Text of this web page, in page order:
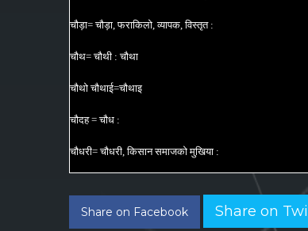
चौड़ा= चौड़ा, फराकिलो, व्यापक, विस्तृत :
चौथ= चौथी : चौथा
चौथो चौथाई=चौथाइ
चौदह = चौध :
चौधरी= चौधरी, किसान समाजको मुखिया :
Share on Facebook Share on